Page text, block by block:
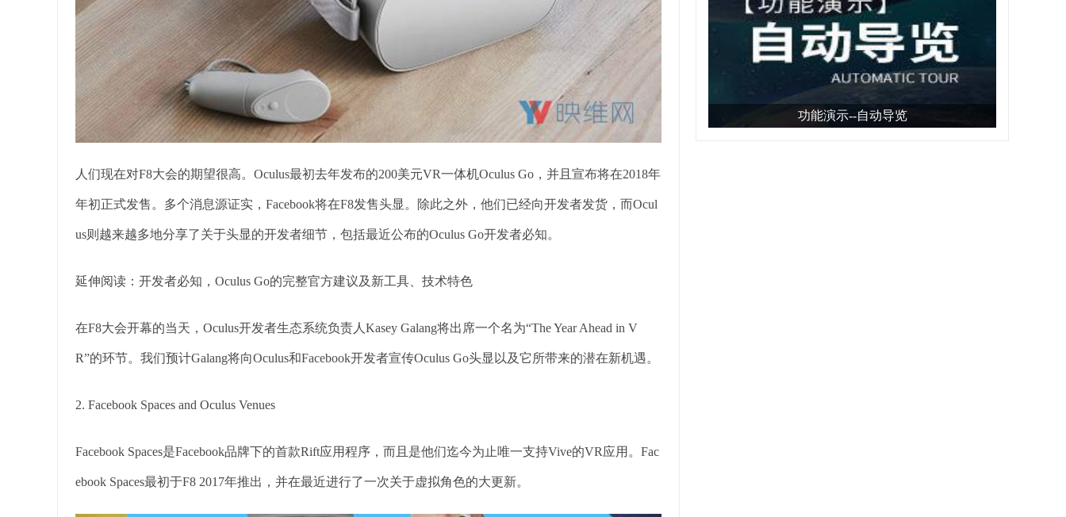
人们现在对F8大会的期望很高。Oculus最初去年发布的200美元VR一体机Oculus Go，并且宣布将在2018年
年初正式发售。多个消息源证实，Facebook将在F8发售头显。除此之外，他们已经向开发者发货，而Ocul
us则越来越多地分享了关于头显的开发者细节，包括最近公布的Oculus Go开发者必知。
延伸阅读：开发者必知，Oculus Go的完整官方建议及新工具、技术特色
在F8大会开幕的当天，Oculus开发者生态系统负责人Kasey Galang将出席一个名为“The Year Ahead in V
R”的环节。我们预计Galang将向Oculus和Facebook开发者宣传Oculus Go头显以及它所带来的潜在新机遇。
2. Facebook Spaces and Oculus Venues
Facebook Spaces是Facebook品牌下的首款Rift应用程序，而且是他们迄今为止唯一支持Vive的VR应用。Fac
ebook Spaces最初于F8 2017年推出，并在最近进行了一次关于虚拟角色的大更新。
功能演示--自动导览